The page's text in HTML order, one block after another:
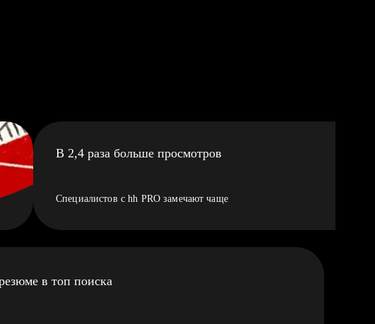
В 2,4 раза больше просмотров
Специалистов с hh PRO замечают чаще
в топ поиска